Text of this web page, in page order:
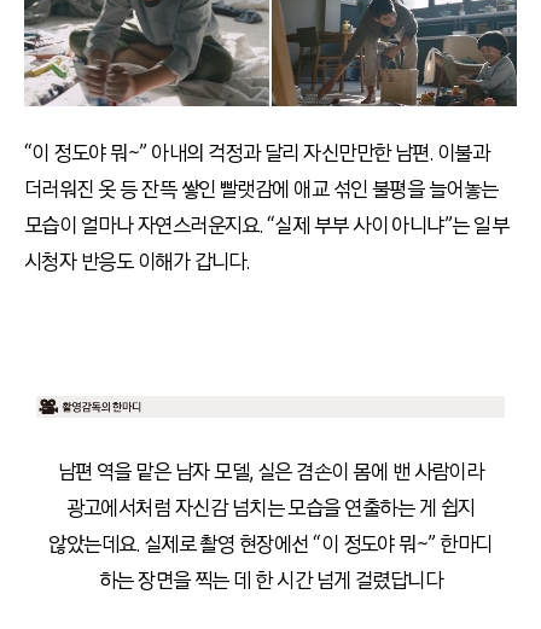
“이 정도야 뭐~” 아내의 걱정과 달리 자신만만한 남편. 이불과
더러워진 옷 등 잔뜩 쌓인 빨랫감에 애교 섞인 불평을 늘어놓는
모습이 얼마나 자연스러운지요. “실제 부부 사이 아니냐”는 일부
시청자 반응도 이해가 갑니다.
남편 역을 맡은 남자 모델, 실은 겸손이 몸에 밴 사람이라
광고에서처럼 자신감 넘치는 모습을 연출하는 게 쉽지
않았는데요. 실제로 촬영 현장에선 “이 정도야 뭐~” 한마디
하는 장면을 찍는 데 한 시간 넘게 걸렸답니다